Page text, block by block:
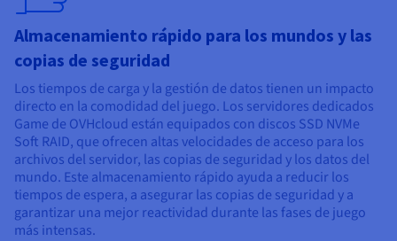
Almacenamiento rápido para los mundos y las
copias de seguridad
Los tiempos de carga y la gestión de datos tienen un impacto
directo en la comodidad del juego. Los servidores dedicados
Game de OVHcloud están equipados con discos SSD NVMe
Soft RAID, que ofrecen altas velocidades de acceso para los
archivos del servidor, las copias de seguridad y los datos del
mundo. Este almacenamiento rápido ayuda a reducir los
tiempos de espera, a asegurar las copias de seguridad y a
garantizar una mejor reactividad durante las fases de juego
más intensas.